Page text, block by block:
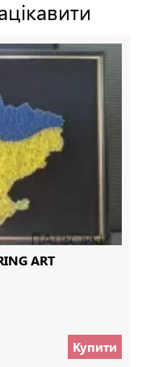
ART
Купити